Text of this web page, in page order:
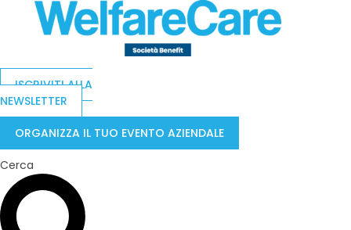
ISCRIVITI ALLA
NEWSLETTER
ORGANIZZA IL TUO EVENTO AZIENDALE
Cerca